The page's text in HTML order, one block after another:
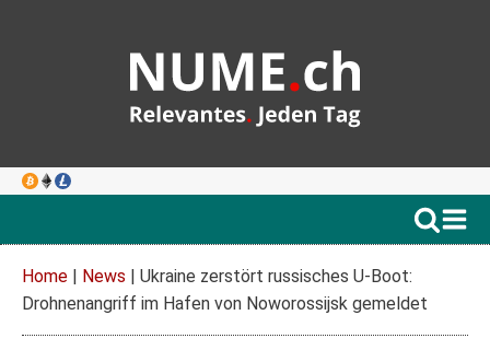
Home | News | Ukraine zerstört russisches U-Boot:
Drohnenangriff im Hafen von Noworossijsk gemeldet